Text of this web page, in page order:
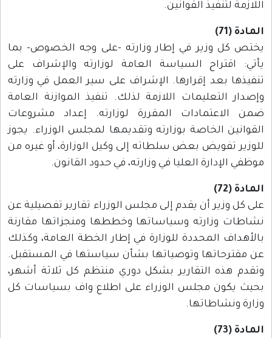
اللازمة لتنفيذ القوانين.
المادة (71)
يختص كل وزير في إطار وزارته -على وجه الخصوص- بما
يأتي: اقتراح السياسة العامة لوزارته والإشراف على
تنفيذها بعد إقرارها. الإشراف على سير العمل في وزارته
وإصدار التعليمات اللازمة لذلك. تنفيذ الموازنة العامة
ضمن الاعتمادات المقررة لوزارته. إعداد مشروعات
القوانين الخاصة بوزارته وتقديمها لمجلس الوزراء. يجوز
للوزير تفويض بعض سلطاته إلى وكيل الوزارة، أو غيره من
موظفي الإدارة العليا في وزارته، في حدود القانون.
المادة (72)
على كل وزير أن يقدم إلى مجلس الوزراء تقارير تفصيلية عن
نشاطات وزارته وسياساتها وخططها ومنجزاتها مقارنة
بالأهداف المحددة للوزارة في إطار الخطة العامة، وكذلك
عن مقترحاتها وتوصياتها بشأن سياستها في المستقبل.
وتقدم هذه التقارير بشكل دوري منتظم كل ثلاثة أشهر،
بحيث يكون مجلس الوزراء على اطلاع واف بسياسات كل
وزارة ونشاطاتها.
المادة (73)